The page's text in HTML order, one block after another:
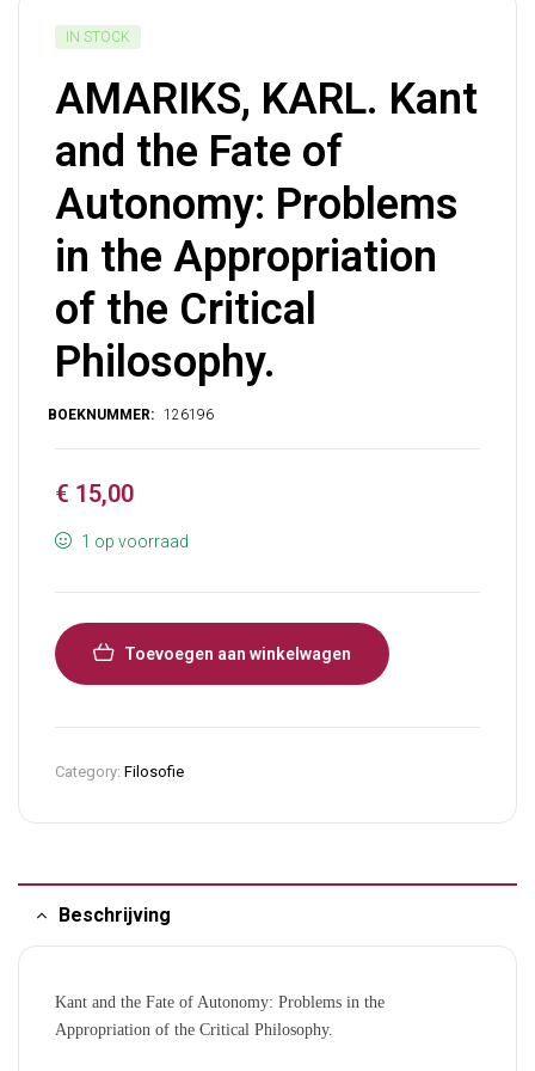
IN STOCK
AMARIKS, KARL. Kant
and the Fate of
Autonomy: Problems
in the Appropriation
of the Critical
Philosophy.
€ 15,00
1 op voorraad
Toevoegen aan winkelwagen
Category: Filosofie
Beschrijving
Kant and the Fate of Autonomy: Problems in the
Appropriation of the Critical Philosophy.